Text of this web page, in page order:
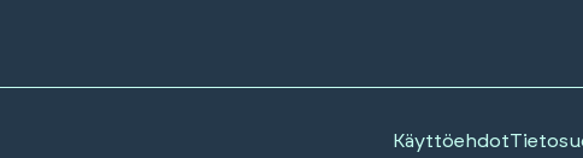
Käyttöehdot